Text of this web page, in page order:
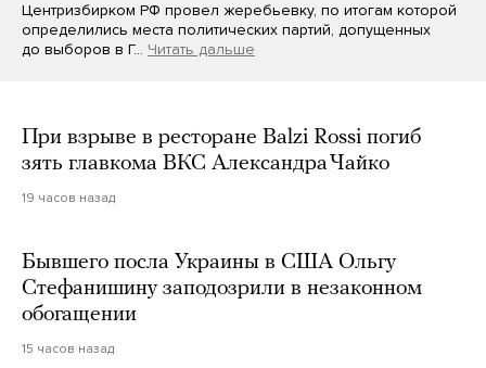
Центризбирком РФ провел жеребьевку, по итогам которой
определились места политических партий, допущенных
до выборов в Г… Читать дальше
При взрыве в ресторане Balzi Rossi погиб
зять главкома ВКС Александра Чайко
19 часов назад
Бывшего посла Украины в США Ольгу
Стефанишину заподозрили в незаконном
обогащении
15 часов назад